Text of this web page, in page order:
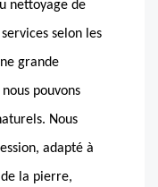
nettoyage de
selon les
grande
pouvons
Nous
adapté à
la pierre,